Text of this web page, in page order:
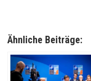
Ähnliche Beiträge: